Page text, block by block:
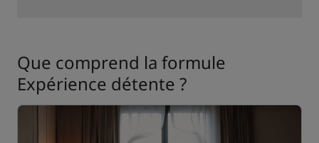
Que comprend la formule
Expérience détente ?